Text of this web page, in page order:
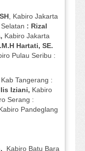
, Kabiro Jakarta
: Rizal
Kabiro Jakarta
Hartati, SE.
Pulau Seribu :
Tangerang :
Iis Iziani, Kabiro
Serang :
Pandeglang
Kabiro Batu Bara